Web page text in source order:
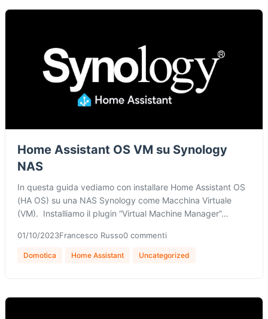
Home Assistant OS VM su Synology
NAS
In questa guida vediamo con installare Home Assistant OS
(HA OS) su una NAS Synology come Macchina Virtuale
(VM). Installiamo il plugin “Virtual Machine Manager”…
01/10/2023Francesco Russo0 commenti
Domotica Home Assistant Uncategorized